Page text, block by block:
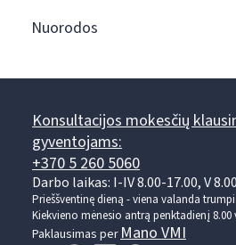
Nuorodos
Konsultacijos mokesčių
gyventojams:
+370 5 260 5060
Darbo laikas: I-IV 8.00-17.00, V
Prieššventinę dieną - viena valanda
Kiekvieno mėnesio antrą penktadienį 8.00
Paklausimas perMano VMI